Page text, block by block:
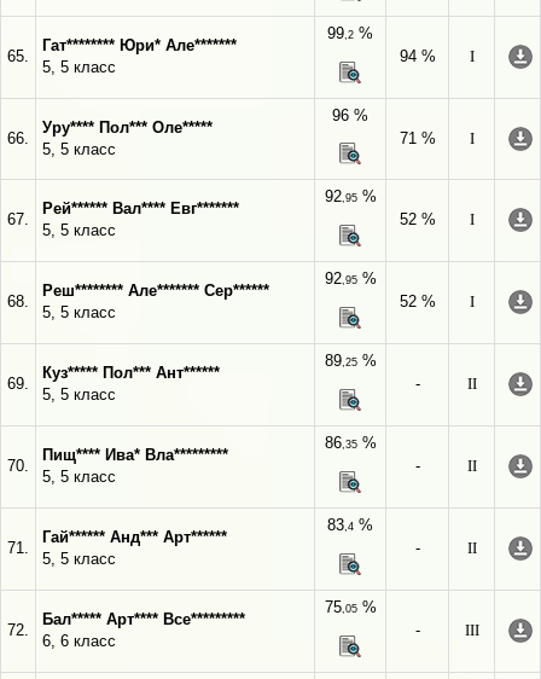
65.
Гат******** Юри* Але*******
5, 5 класс
99,2 %
94 %
I
66.
Уру**** Пол*** Оле*****
5, 5 класс
96 %
71 %
I
67.
Рей****** Вал**** Евг*******
5, 5 класс
92,95%
52 %
I
68.
Реш******** Але******* Сер******
5, 5 класс
92,95%
52 %
I
69.
Куз***** Пол*** Ант******
5, 5 класс
89,25%
-
II
70.
Пищ**** Ива* Вла*********
5, 5 класс
86,35%
-
II
71.
Гай****** Анд*** Арт******
5, 5 класс
83,4 %
-
II
72.
Бал***** Арт**** Все*********
6, 6 класс
75,05%
-
III